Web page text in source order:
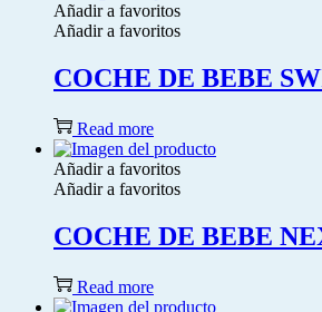
Añadir a favoritos
Añadir a favoritos
COCHE DE BEBE
Read more
Añadir a favoritos
Añadir a favoritos
COCHE DE BEBE
Read more